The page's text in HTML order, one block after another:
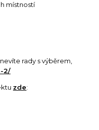
místností
rady s výběrem,
2/
zde: